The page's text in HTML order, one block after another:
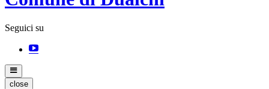
Seguici su
close